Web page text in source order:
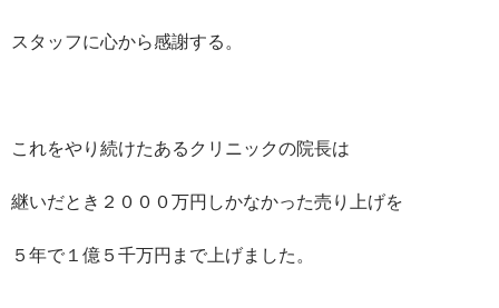
スタッフに心から感謝する。
これをやり続けたあるクリニックの院長は
継いだとき２０００万円しかなかった売り上げを
５年で１億５千万円まで上げました。